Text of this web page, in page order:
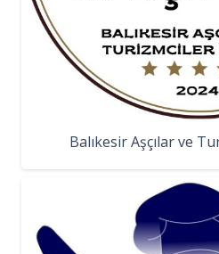
Balıkesir Aşçılar ve